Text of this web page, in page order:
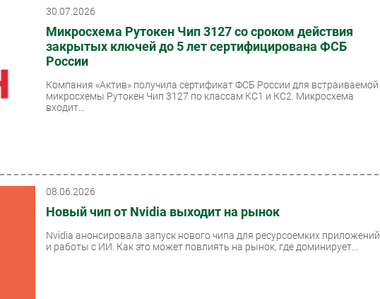
Торговые сети
Оборудование
Outsourcing
Безопасность
CIO/Управление ИТ
30.07.2026
Микросхема Рутокен Чип 3127 со сроком действия
закрытых ключей до 5 лет сертифицирована ФСБ
России
Компания «Актив» получила сертификат ФСБ России для встраиваемой
микросхемы Рутокен Чип 3127 по классам КС1 и КС2. Микросхема
входит...
08.06.2026
Новый чип от Nvidia выходит на рынок
Nvidia анонсировала запуск нового чипа для ресурсоемких приложений
и работы с ИИ. Как это может повлиять на рынок, где доминирует...